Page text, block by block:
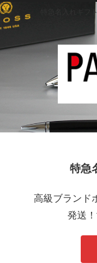
特急名入れギフ
特急
高級ブランド
発送